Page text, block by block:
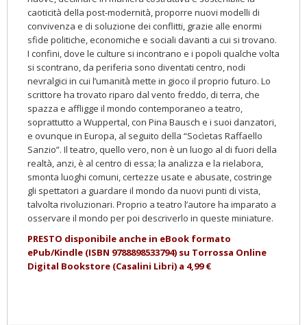
caoticità della post-modernità, proporre nuovi modelli di
convivenza e di soluzione dei conflitti, grazie alle enormi
sfide politiche, economiche e sociali davanti a cui si trovano.
I confini, dove le culture si incontrano e i popoli qualche volta
si scontrano, da periferia sono diventati centro, nodi
nevralgici in cui l’umanità mette in gioco il proprio futuro. Lo
scrittore ha trovato riparo dal vento freddo, di terra, che
spazza e affligge il mondo contemporaneo a teatro,
soprattutto a Wuppertal, con Pina Bausch e i suoi danzatori,
e ovunque in Europa, al seguito della “Socìetas Raffaello
Sanzio”. Il teatro, quello vero, non è un luogo al di fuori della
realtà, anzi, è al centro di essa; la analizza e la rielabora,
smonta luoghi comuni, certezze usate e abusate, costringe
gli spettatori a guardare il mondo da nuovi punti di vista,
talvolta rivoluzionari. Proprio a teatro l’autore ha imparato a
osservare il mondo per poi descriverlo in queste miniature.
PRESTO disponibile anche in eBook formato
ePub/Kindle (ISBN 9788898533794) su Torrossa Online
Digital Bookstore (Casalini Libri) a 4,99 €